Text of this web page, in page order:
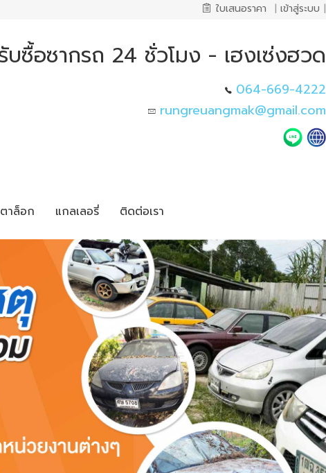
ใบเสนอราคา | เข้าสู่ระบบ |
บซื้อซากรถ 24 ชั่วโมง - เฮงเซ่งฮวด
064-669-4222
rungreuangmak@gmail.com
าล็อก แกลเลอรี่ ติดต่อเรา